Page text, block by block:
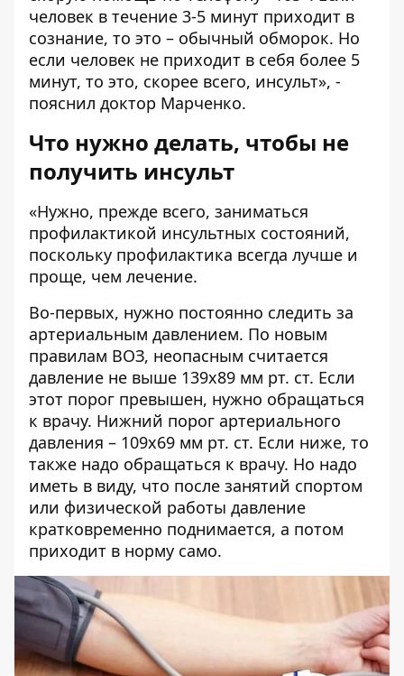
человек в течение 3-5 минут приходит в
сознание, то это – обычный обморок. Но
если человек не приходит в себя более 5
минут, то это, скорее всего, инсульт», -
пояснил доктор Марченко.
Что нужно делать, чтобы не
получить инсульт
«Нужно, прежде всего, заниматься
профилактикой инсультных состояний,
поскольку профилактика всегда лучше и
проще, чем лечение.
Во-первых, нужно постоянно следить за
артериальным давлением. По новым
правилам ВОЗ, неопасным считается
давление не выше 139х89 мм рт. ст. Если
этот порог превышен, нужно обращаться
к врачу. Нижний порог артериального
давления – 109х69 мм рт. ст. Если ниже, то
также надо обращаться к врачу. Но надо
иметь в виду, что после занятий спортом
или физической работы давление
кратковременно поднимается, а потом
приходит в норму само.